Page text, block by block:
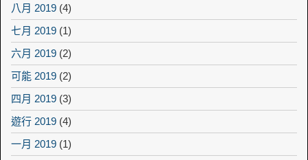
八月 2019 (4)
七月 2019 (1)
六月 2019 (2)
可能 2019 (2)
四月 2019 (3)
遊行 2019 (4)
一月 2019 (1)